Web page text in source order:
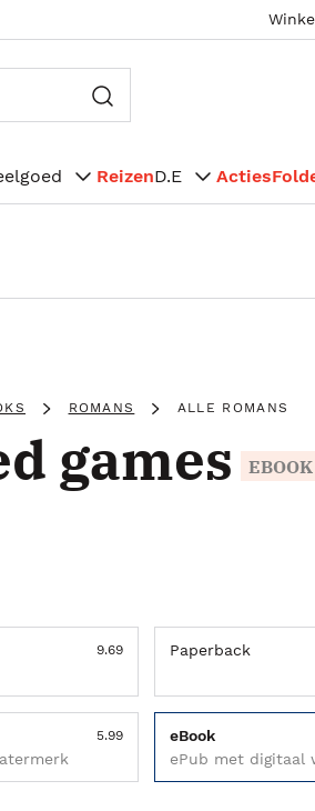
ReizenD.E Acties
ROMANS ALLE ROMANS
games EBOOK
9.69 Paperback
5.99 eBook
ePub met digitaal